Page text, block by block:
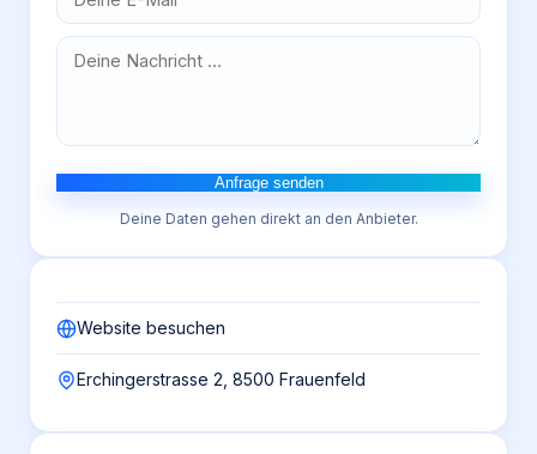
Anfrage senden
Deine Daten gehen direkt an den Anbieter.
Website besuchen
Erchingerstrasse 2, 8500 Frauenfeld